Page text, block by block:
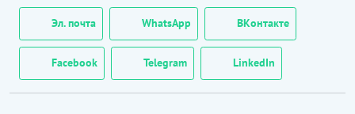
Эл. почта WhatsApp ВКонтакте
Facebook Telegram LinkedIn